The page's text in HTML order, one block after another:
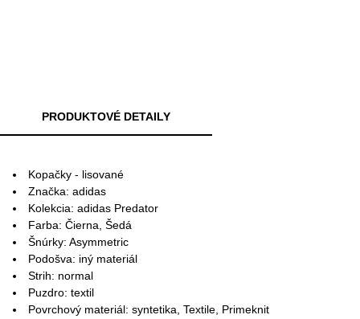
PRODUKTOVÉ DETAILY
Kopačky - lisované
Značka: adidas
Kolekcia: adidas Predator
Farba: Čierna, Šedá
Šnúrky: Asymmetric
Podošva: iný materiál
Strih: normal
Puzdro: textil
Povrchový materiál: syntetika, Textile, Primeknit